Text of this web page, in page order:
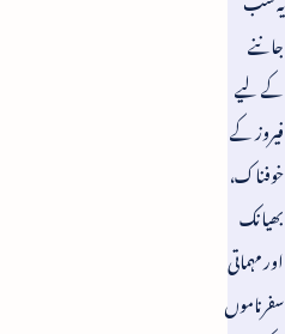
جاننے
کے لیے
فیروز کے
خوفناک،
بھیانک
اور مہماتی
سفرناموں